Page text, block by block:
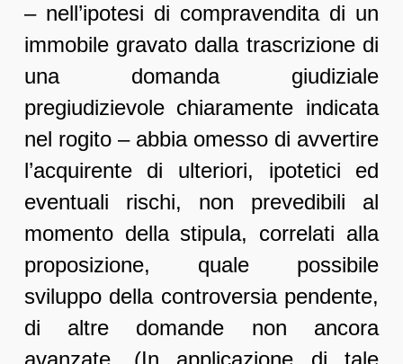
– nell’ipotesi di compravendita di un
immobile gravato dalla trascrizione di
una domanda giudiziale
pregiudizievole chiaramente indicata
nel rogito – abbia omesso di avvertire
l’acquirente di ulteriori, ipotetici ed
eventuali rischi, non prevedibili al
momento della stipula, correlati alla
proposizione, quale possibile
sviluppo della controversia pendente,
di altre domande non ancora